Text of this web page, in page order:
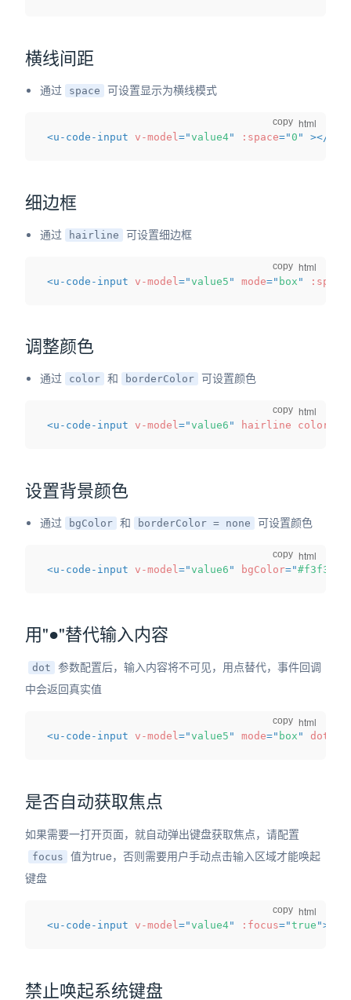
横线间距
通过 space 可设置显示为横线模式
<u-code-input v-model ="value4" :space="0 " ></
copy
细边框
通过 hairline 可设置细边框
<u-code-input v-model ="value5 " mode=" box " :space
copy
调整颜色
通过 color 和 borderColor 可设置颜色
<u-code-input v-model="value6 " hairline color
copy
设置背景颜色
通过 bgColor 和 borderColor = none 可设置颜色
<u-code-input v-model ="value6 " bgColor="#f3f3f3f
copy
用"●"替代输入内容
dot
参数配置后，输入内容将不可见，用点替代，事件回调
中会返回真实值
<u-code-input v-model="value5 " mode=" box " dot
copy
是否自动获取焦点
如果需要一打开页面，就自动弹出键盘获取焦点，请配置
focus
值为true，否则需要用户手动点击输入区域才能唤起
键盘
<u-code-input v-model ="value4" :focus="true ">
copy
禁止唤起系统键盘